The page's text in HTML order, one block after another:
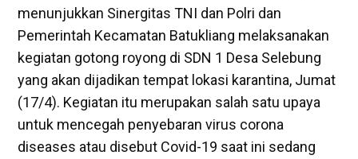
menunjukkan Sinergitas TNI dan Polri dan
Pemerintah Kecamatan Batukliang melaksanakan
kegiatan gotong royong di SDN 1 Desa Selebung
yang akan dijadikan tempat lokasi karantina, Jumat
(17/4). Kegiatan itu merupakan salah satu upaya
untuk mencegah penyebaran virus corona
diseases atau disebut Covid-19 saat ini sedang